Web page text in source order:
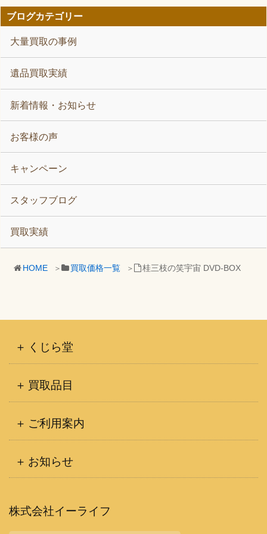
HOME 買取価格一覧 桂三枝の笑宇宙 DVD-BOX
ブログカテゴリー
大量買取の事例
遺品買取実績
新着情報・お知らせ
お客様の声
キャンペーン
スタッフブログ
買取実績
くじら堂
買取品目
ご利用案内
お知らせ
株式会社イーライフ